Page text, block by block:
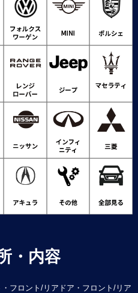
・内容
フロント/リアドア・フロント/リア